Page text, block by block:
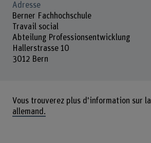
Adresse
Berner Fachhochschule
Travail social
Abteilung Professionsentwicklung
Hallerstrasse 10
3012 Bern
Vous trouverez plus d'information sur la
allemand.